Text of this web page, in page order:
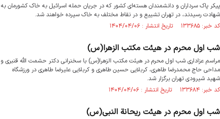
پیکر پاک سرداران و دانشمندان هسته‌ای کشور که در جریان حمله اسرائیل به خاک‌ کشورمان به
شهادت رسیدند، در تهران تشییع و در نقاط مختلف به خاک سپرده خواهند شد.
کد خبر: ۱۳۳۶۸۵ تاریخ انتشار : ۱۴۰۴/۰۴/۰۶
شب اول محرم در هیئت مکتب الزهرا(س)
مراسم عزاداری شب اول محرم در هیئت مکتب الزهرا(س) با سخنرانی دکتر حشمت الله قنبری و
مداحی حاج محمدرضا طاهری، کربلایی حسین طاهری و کربلایی علیرضا طاهری در ورزشگاه
شهید شیرودی تهران برگزار شد.
کد خبر: ۱۳۳۶۸۴ تاریخ انتشار : ۱۴۰۴/۰۴/۰۶
شب اول محرم در هیئت ریحانة النبی(س)